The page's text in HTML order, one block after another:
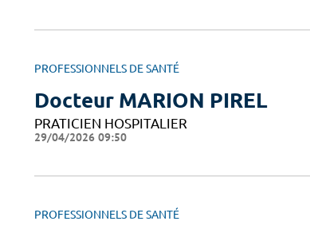
PROFESSIONNELS DE SANTÉ
Docteur MARION PIREL
PRATICIEN HOSPITALIER
29/04/2026 09:50
PROFESSIONNELS DE SANTÉ